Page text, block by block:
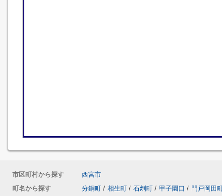
市区町村から探す
西宮市
町名から探す
分銅町 / 相生町 / 石刎町 / 甲子園口 / 門戸岡田